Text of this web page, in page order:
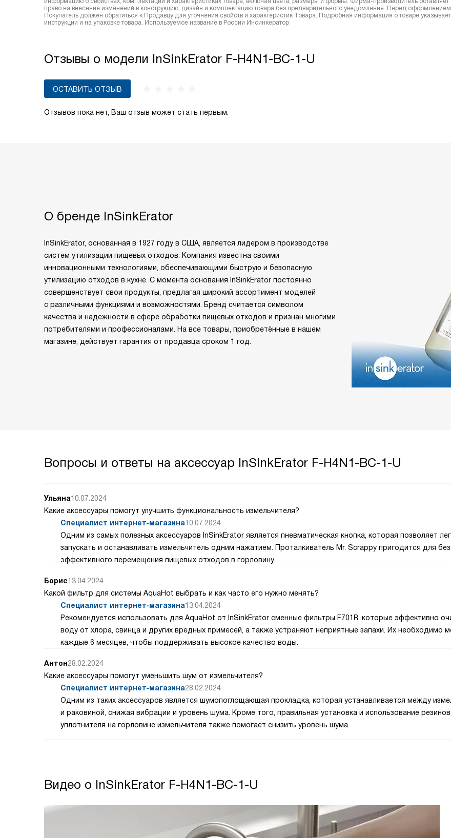
право на внесение изменений в конструкцию, дизайн и комплектацию товара без предварительного уведомления. Перед
Покупатель должен обратиться к Продавцу для уточнения свойств и характеристик Товара. Подробная информация о товаре
инструкции и на упаковке товара. Используемое название в России Инсинкератор
Отзывы о модели InSinkErator F-H4N1-BC-1-U
ОСТАВИТЬ ОТЗЫВ
Отзывов пока нет, Ваш отзыв может стать первым.
О бренде InSinkErator
InSinkErator, основанная в 1927 году в США, является лидером в производстве
систем утилизации пищевых отходов. Компания известна своими
инновационными технологиями, обеспечивающими быструю и безопасную
утилизацию отходов в кухне. С момента основания InSinkErator постоянно
совершенствует свои продукты, предлагая широкий ассортимент моделей
с различными функциями и возможностями. Бренд считается символом
качества и надежности в сфере обработки пищевых отходов и признан многими
потребителями и профессионалами. На все товары, приобретённые в нашем
магазине, действует гарантия от продавца сроком 1 год.
Вопросы и ответы на аксессуар InSinkErator F-H4N1-BC-1-U
Ульяна10.07.2024
Какие аксессуары помогут улучшить функциональность измельчителя?
Специалист интернет-магазина10.07.2024
Одним из самых полезных аксессуаров InSinkErator является пневматическая кнопка, которая позволяет
запускать и останавливать измельчитель одним нажатием. Проталкиватель Mr. Scrappy пригодится для
эффективного перемещения пищевых отходов в горловину.
Борис13.04.2024
Какой фильтр для системы AquaHot выбрать и как часто его нужно менять?
Специалист интернет-магазина13.04.2024
Рекомендуется использовать для AquaHot от InSinkErator сменные фильтры F701R, которые эффективно
воду от хлора, свинца и других вредных примесей, а также устраняют неприятные запахи. Их необходимо
каждые 6 месяцев, чтобы поддерживать высокое качество воды.
Антон28.02.2024
Какие аксессуары помогут уменьшить шум от измельчителя?
Специалист интернет-магазина28.02.2024
Одним из таких аксессуаров является шумопоглощающая прокладка, которая устанавливается между
и раковиной, снижая вибрации и уровень шума. Кроме того, правильная установка и использование
уплотнителя на горловине измельчителя также помогает снизить уровень шума.
Видео о InSinkErator F-H4N1-BC-1-U